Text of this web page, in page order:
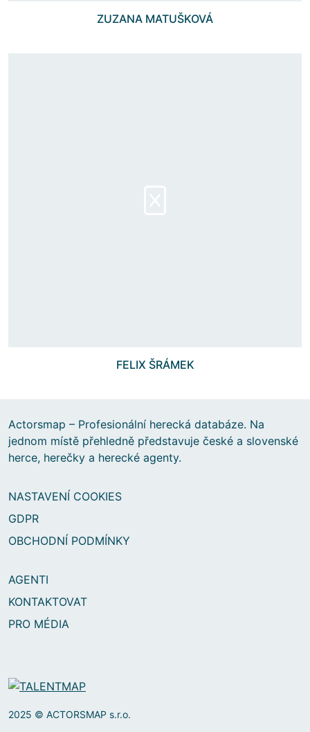
ZUZANA MATUŠKOVÁ
FELIX ŠRÁMEK
Actorsmap – Profesionální herecká databáze. Na
jednom místě přehledně představuje české a slovenské
herce, herečky a herecké agenty.
NASTAVENÍ COOKIES
GDPR
OBCHODNÍ PODMÍNKY
AGENTI
KONTAKTOVAT
PRO MÉDIA
2025 © ACTORSMAP s.r.o.